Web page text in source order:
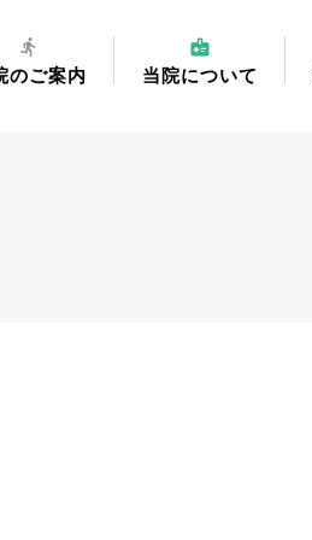
directions_run
のご案内
medical_information
当院について